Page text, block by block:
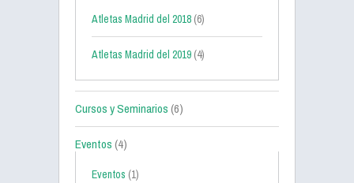
Atletas Madrid del 2018 (6)
Atletas Madrid del 2019 (4)
Cursos y Seminarios(6)
Eventos(4)
Eventos (1)